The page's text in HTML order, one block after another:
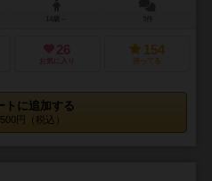
26
お気に入り
154
持ってる
トに追加する
円（税込）